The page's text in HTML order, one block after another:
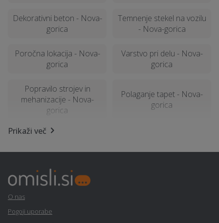
Dekorativni beton - Nova-
gorica
Temnenje stekel na vozilu
- Nova-gorica
Poročna lokacija - Nova-
gorica
Varstvo pri delu - Nova-
gorica
Popravilo strojev in
mehanizacije - Nova-
gorica
Polaganje tapet - Nova-
gorica
Najem foto stojnice -
Frizerstvo - Nova-gorica
gorica
Prikaži več
O nas
Pogoji uporabe